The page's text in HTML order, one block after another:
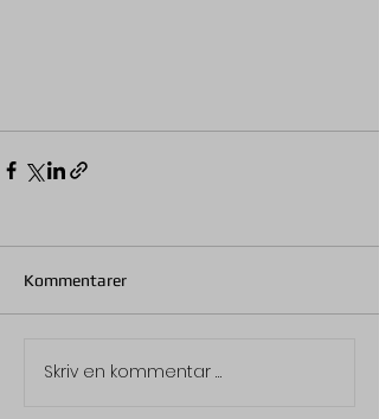
Kommentarer
Skriv en kommentar …